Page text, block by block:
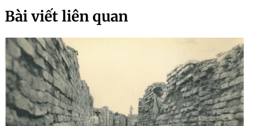
Bài viết liên quan